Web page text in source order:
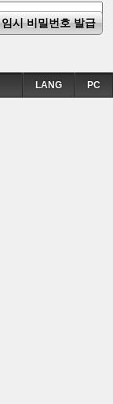
PC
LANG